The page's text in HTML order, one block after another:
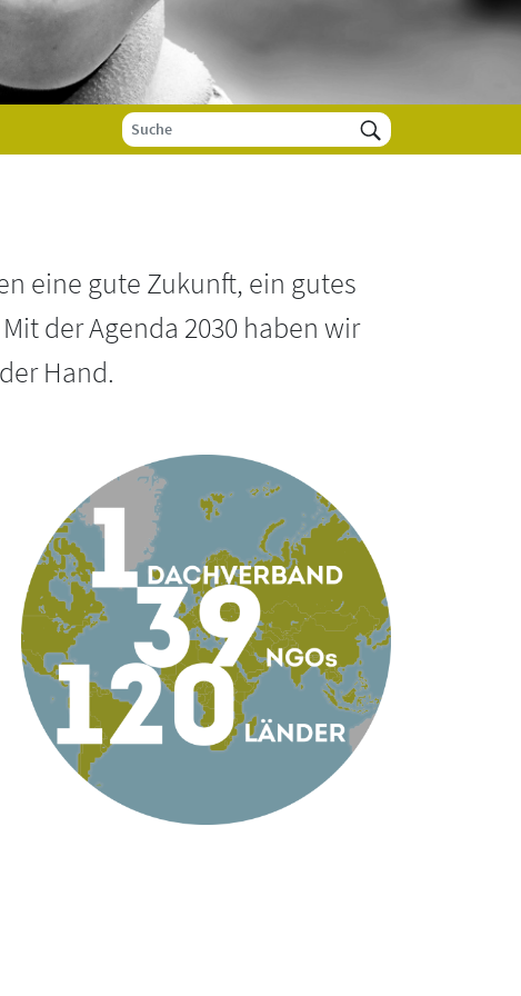
eine gute Zukunft, ein gutes
der Agenda 2030 haben wir
Hand.